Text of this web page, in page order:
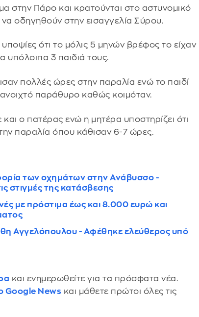
στην Πάρο και κρατούνται στο αστυνομικό
οδηγηθούν στην εισαγγελία Σύρου.
ότι το μόλις 5 μηνών βρέφος το είχαν
υπόλοιπα 3 παιδιά τους.
πολλές ώρες στην παραλία ενώ το παιδί
ανοιχτό παράθυρο καθώς κοιμόταν.
ο πατέρας ενώ η μητέρα υποστηρίζει ότι
παραλία όπου κάθισαν 6-7 ώρες.
των οχημάτων στην Ανάβυσσο -
στιγμές της κατάσβεσης
με πρόστιμα έως και 8.000 ευρώ και
Αγγελόπουλου - Αφέθηκε ελεύθερος υπό
και ενημερωθείτε για τα πρόσφατα νέα.
Google News και μάθετε πρώτοι όλες τις